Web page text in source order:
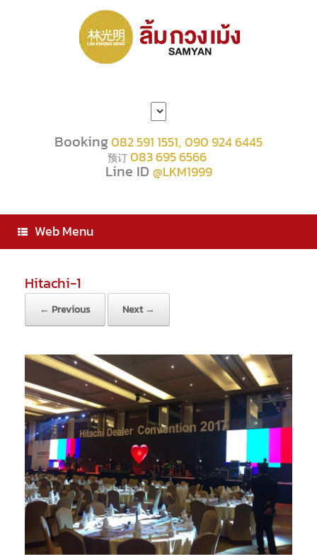
language
Booking082 591 1551,090 924 6445
预订083 695 6566
Line ID @LKM1999
Web Menu
Hitachi-1
← Previous Next →